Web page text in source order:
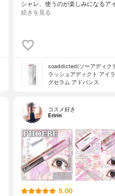
シャレ、使うのが楽しみになるア
続きを見る
soaddicted(ソーアディク
ラッシュアディクト アイ
グセラム アドバンス
コスメ好き
Eririn
5.00